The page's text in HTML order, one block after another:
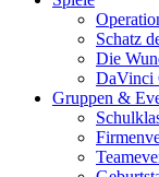
Schatz
Die
DaVinci
Gruppen &